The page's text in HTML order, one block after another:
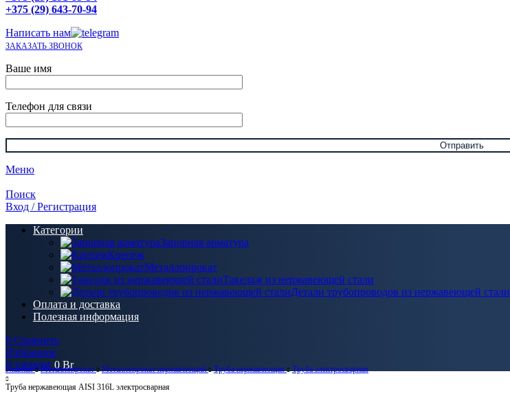
+375 (29) 643-70-94
Написать нам
ЗАКАЗАТЬ ЗВОНОК
Ваше имя
Телефон для связи
Меню
Поиск
Вход / Регистрация
Категории
Запорная арматура
Крепеж
Металлопрокат
Такелаж из нержавеющей стали
Детали трубопроводов из нержавеющей стали
Оплата и доставка
Полезная информация
0 Сравнить
Избранное
0 элемент 0 Br
Главная Металлопрокат Металлопрокат нержавеющий Труба нержавеющая Труба электросварная
Труба нержавеющая AISI 316L электросварная